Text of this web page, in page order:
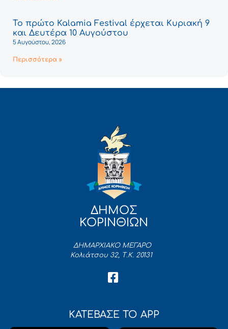
Το πρώτο Kalamia Festival έρχεται Κυριακή 9
και Δευτέρα 10 Αυγούστου
5 Αυγούστου, 2026
Περισσότερα »
ΔΗΜΟΣ
ΚΟΡΙΝΘΙΩΝ
ΔΗΜΑΡΧΙΑΚΟ ΜΕΓΑΡΟ
Κολιάτσου 32, Τ.Κ. 20131
ΚΑΤΕΒΑΣΕ ΤΟ APP